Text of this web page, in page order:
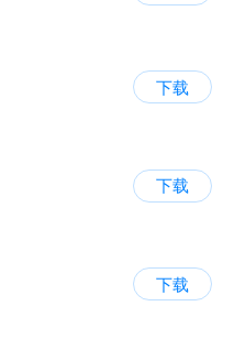
下载
下载
下载